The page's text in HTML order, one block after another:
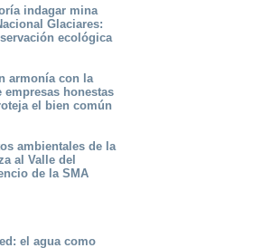
indagar mina
Glaciares:
ecológica
armonía con la
empresas honestas
el bien común
ambientales de la
al Valle del
de la SMA
el agua como